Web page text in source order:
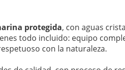
protegida, con aguas
todo incluido: equipo
con la naturaleza.